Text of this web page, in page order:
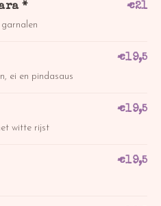
* €21
ei en pindasaus
€19,5
witte rijst
€19,5
€19,5